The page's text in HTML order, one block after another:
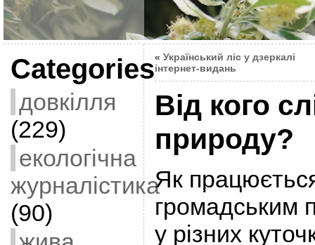
Categories
довкілля
(229)
екологічна
журналістика
(90)
« Український ліс у дзеркалі
інтернет-видань
Від кого
природу?
Як
громадським
у різних